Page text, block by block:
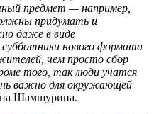
предмет — например,
придумать и
даже в виде
нового формата
чем просто сбор
того, так люди учатся
важно для окружающей
Шамшурина.